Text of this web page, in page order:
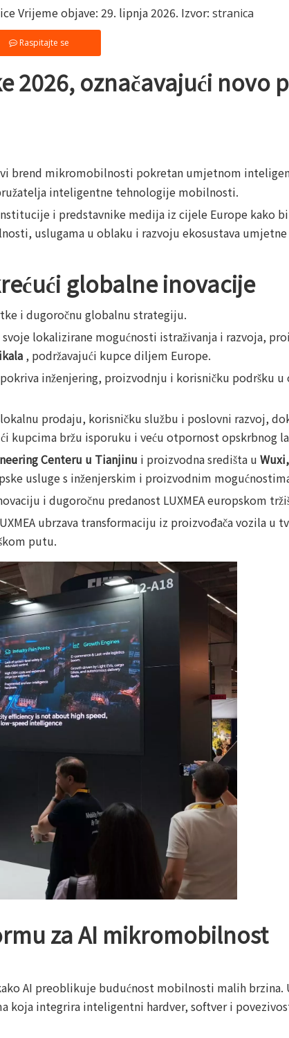
Vrijeme objave: 29. lipnja 2026. Izvor: stranica
Raspitajte se
2026, označavajući novo
brend mikromobilnosti pokretan umjetnom
inteligentne tehnologije mobilnosti.
i predstavnike medija iz cijele Europe kako
uslugama u oblaku i razvoju ekosustava
globalne inovacije
i dugoročnu globalnu strategiju.
lokalizirane mogućnosti istraživanja i razvoja,
, podržavajući kupce diljem Europe.
inženjering, proizvodnju i korisničku podršku
prodaju, korisničku službu i poslovni razvoj,
kupcima bržu isporuku i veću otpornost opskrbnog
Centeru u Tianjinu i proizvodna središta u
usluge s inženjerskim i proizvodnim
i dugoročnu predanost LUXMEA europskom
ubrzava transformaciju iz proizvođača vozila u
putu.
za AI mikromobilnost
AI preoblikuje budućnost mobilnosti malih
koja integrira inteligentni hardver, softver i